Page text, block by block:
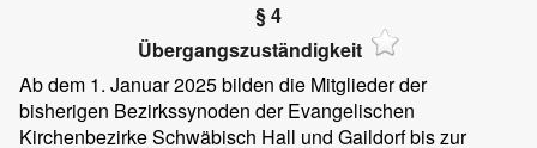
§ 4
Übergangszuständigkeit
Ab dem 1. Januar 2025 bilden die Mitglieder der
bisherigen Bezirkssynoden der Evangelischen
Kirchenbezirke Schwäbisch Hall und Gaildorf bis zur